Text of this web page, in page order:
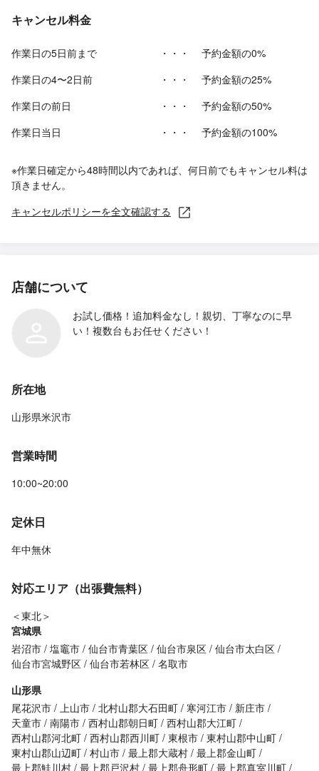
キャンセル料金
作業日の5日前まで ・・・
予約金額の0%
作業日の4〜2日前
・・・
予約金額の25%
作業日の前日
・・・
予約金額の50%
作業日当日
・・・ 予約金額の100%
※作業日確定から48時間以内であれば、何日前でもキャンセル料は
頂きません。
キャンセルポリシーを全文確認する
店舗について
お試し価格！追加料金なし！親切、丁寧なのに早
い！複数台もお任せください！
所在地
山形県米沢市
営業時間
10:00~20:00
定休日
年中無休
対応エリア（出張費無料）
＜東北＞
宮城県
岩沼市 塩竈市 仙台市青葉区 仙台市泉区 仙台市太白区
仙台市宮城野区 仙台市若林区 名取市
山形県
尾花沢市 上山市 北村山郡大石田町 寒河江市
新庄市
天童市 南陽市 西村山郡朝日町 西村山郡大江町
西村山郡河北町 西村山郡西川町 東根市 東村山郡中山町
東村山郡山辺町 村山市 最上郡大蔵村 最上郡金山町
最上郡鮭川村 最上郡戸沢村 最上郡舟形町 最上郡真室川町